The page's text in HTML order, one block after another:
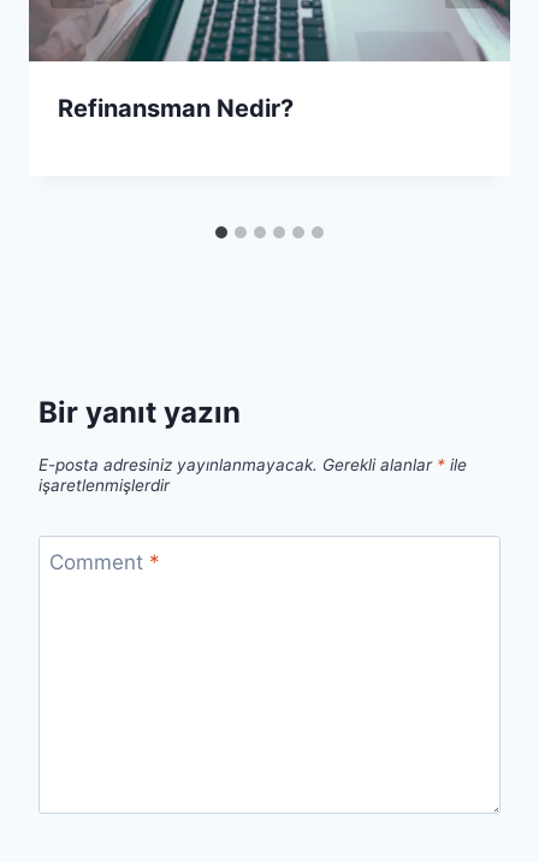
Refinansman Nedir?
Bir yanıt yazın
E-posta adresiniz yayınlanmayacak. Gerekli alanlar * ile
işaretlenmişlerdir
Comment *